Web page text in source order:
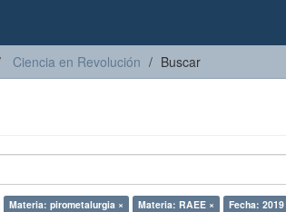
Ciencia en Revolución Buscar
Materia: pirometalurgia × Materia: RAEE × Fecha: 2019